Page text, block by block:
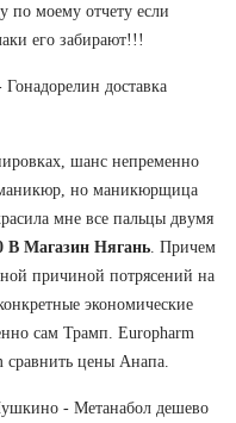
по моему отчету если
его забирают!!!
доставка
шанс непременно
маникюр, но маникюрщица
мне все пальцы двумя
В Магазин Нягань . Причем
причиной потрясений на
экономические
сам Трамп. Europharm
цены Анапа.
- Метанабол дешево